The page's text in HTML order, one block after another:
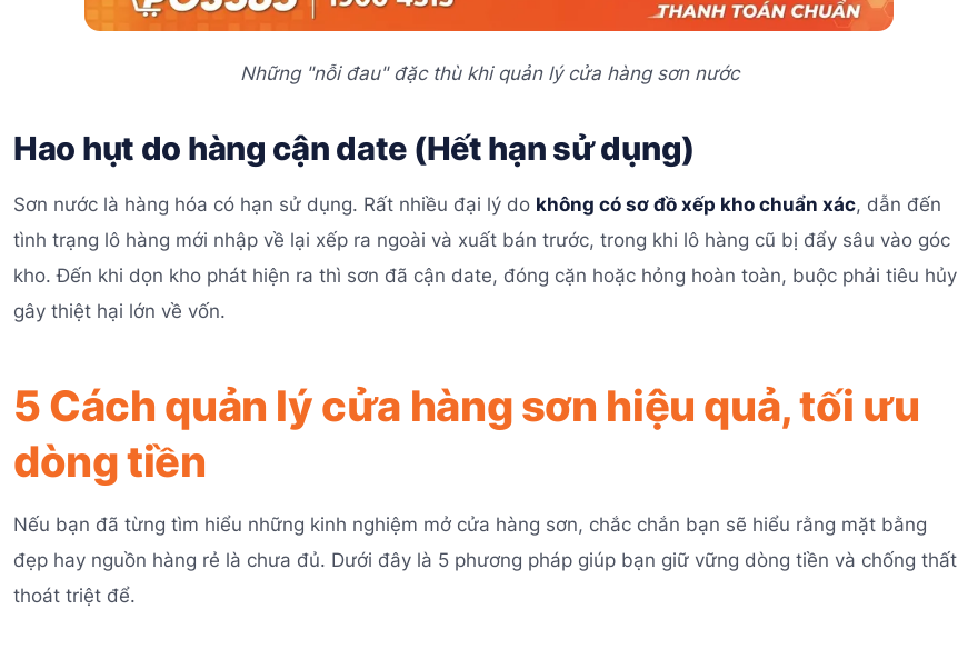
Những "nỗi đau" đặc thù khi quản lý cửa hàng sơn nước
Hao hụt do hàng cận date (Hết hạn sử dụng)
Sơn nước là hàng hóa có hạn sử dụng. Rất nhiều đại lý do không có sơ đồ xếp kho chuẩn xác, dẫn đến
tình trạng lô hàng mới nhập về lại xếp ra ngoài và xuất bán trước, trong khi lô hàng cũ bị đẩy sâu vào góc
kho. Đến khi dọn kho phát hiện ra thì sơn đã cận date, đóng cặn hoặc hỏng hoàn toàn, buộc phải tiêu hủy
gây thiệt hại lớn về vốn.
5 Cách quản lý cửa hàng sơn hiệu quả, tối ưu
dòng tiền
Nếu bạn đã từng tìm hiểu những kinh nghiệm mở cửa hàng sơn, chắc chắn bạn sẽ hiểu rằng mặt bằng
đẹp hay nguồn hàng rẻ là chưa đủ. Dưới đây là 5 phương pháp giúp bạn giữ vững dòng tiền và chống thất
thoát triệt để.